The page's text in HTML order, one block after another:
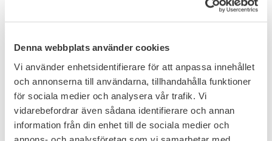
Denna webbplats använder cookies
Vi använder enhetsidentifierare för att anpassa innehållet
och annonserna till användarna, tillhandahålla funktioner
för sociala medier och analysera vår trafik. Vi
vidarebefordrar även sådana identifierare och annan
information från din enhet till de sociala medier och
Amerikans Paracord med 250
Paracord 550 30m
Guldgul
kg hållbarhet.
FAVORIT